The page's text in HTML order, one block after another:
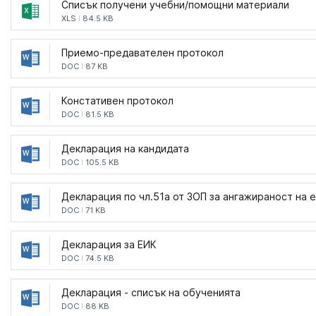
Списък получени учебни/помощни материали
XLS 84.5 KB
Приемо-предавателен протокол
DOC 87 KB
Констативен протокол
DOC 81.5 KB
Декларация на кандидата
DOC 105.5 KB
Декларация по чл.51а от ЗОП за ангажираност на
DOC 71 KB
Декларация за ЕИК
DOC 74.5 KB
Декларация - списък на обученията
DOC 88 KB